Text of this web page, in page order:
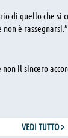
di quello che si
non è rassegnarsi.”
non il sincero
VEDI TUTTO>